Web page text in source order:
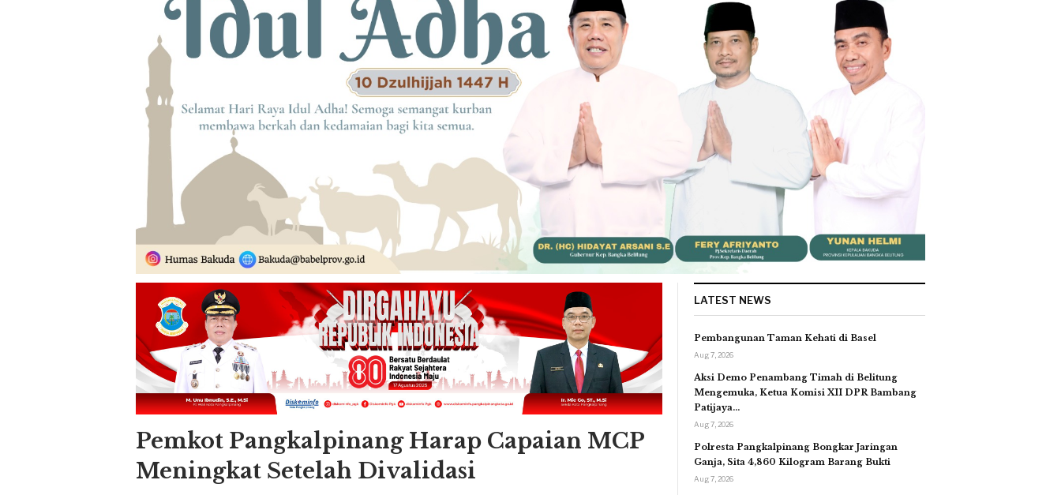
Pemkot Pangkalpinang Harap Capaian MCP
Meningkat Setelah Divalidasi
LATEST NEWS
Pembangunan Taman Kehati di Basel
Aug 7, 2026
Aksi Demo Penambang Timah di Belitung
Mengemuka, Ketua Komisi XII DPR Bambang
Patijaya…
Aug 7, 2026
Polresta Pangkalpinang Bongkar Jaringan
Ganja, Sita 4,860 Kilogram Barang Bukti
Aug 7, 2026